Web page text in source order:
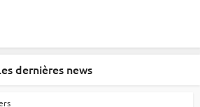
dernières news